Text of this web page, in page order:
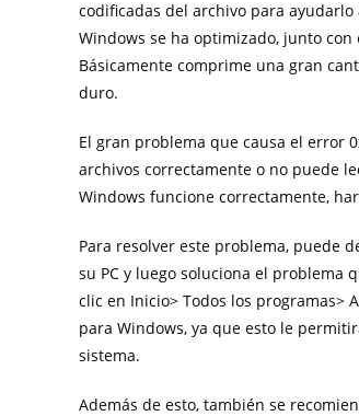
codificadas del archivo para
Windows se ha optimizado, junto
Básicamente comprime una gran
duro.
El gran problema que causa el error
archivos correctamente o no puede
Windows funcione correctamente,
Para resolver este problema, puede
su PC y luego soluciona el problema
clic en Inicio> Todos los programas>
para Windows, ya que esto le
sistema.
Además de esto, también se